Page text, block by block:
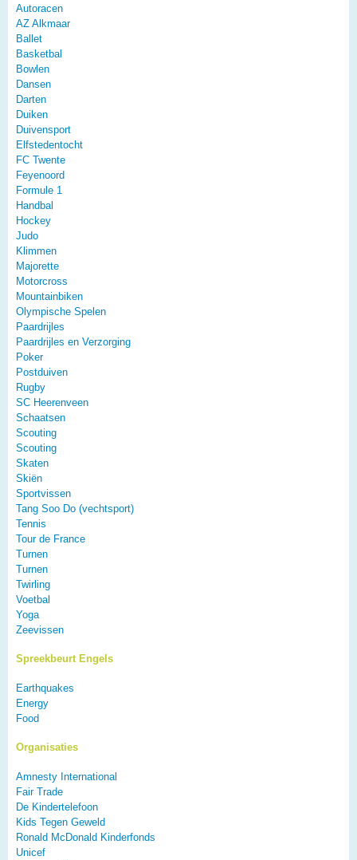
Autoracen
AZ Alkmaar
Ballet
Basketbal
Bowlen
Dansen
Darten
Duiken
Duivensport
Elfstedentocht
FC Twente
Feyenoord
Formule 1
Handbal
Hockey
Judo
Klimmen
Majorette
Motorcross
Mountainbiken
Olympische Spelen
Paardrijles
Paardrijles en Verzorging
Poker
Postduiven
Rugby
SC Heerenveen
Schaatsen
Scouting
Scouting
Skaten
Skiën
Sportvissen
Tang Soo Do (vechtsport)
Tennis
Tour de France
Turnen
Turnen
Twirling
Voetbal
Yoga
Zeevissen
Spreekbeurt Engels
Earthquakes
Energy
Food
Organisaties
Amnesty International
Fair Trade
De Kindertelefoon
Kids Tegen Geweld
Ronald McDonald Kinderfonds
Unicef